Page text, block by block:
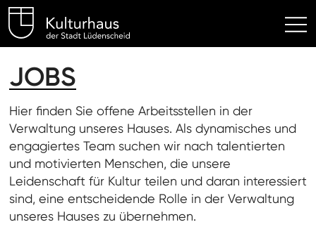
Kulturhaus Lüdenscheid
JOBS
Hier finden Sie offene Arbeitsstellen in der
Verwaltung unseres Hauses. Als dynamisches und
engagiertes Team suchen wir nach talentierten
und motivierten Menschen, die unsere
Leidenschaft für Kultur teilen und daran interessiert
sind, eine entscheidende Rolle in der Verwaltung
unseres Hauses zu übernehmen.